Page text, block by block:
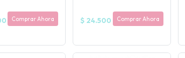
Comprar Ahora $ 24.500 Comprar Ahora